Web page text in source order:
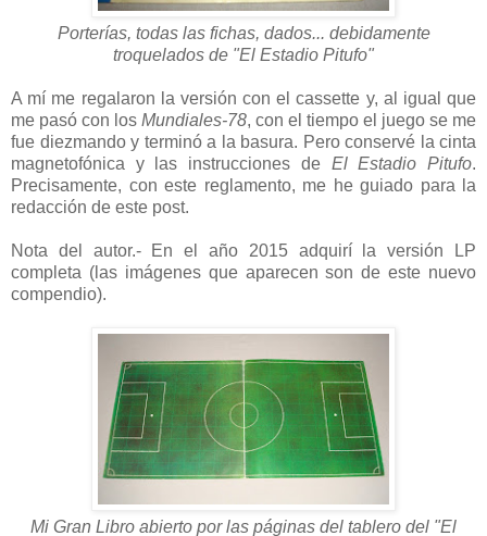
Porterías, todas las fichas, dados... debidamente
troquelados de "El Estadio Pitufo"
A mí me regalaron la versión con el cassette y, al igual que
me pasó con los Mundiales-78, con el tiempo el juego se me
fue diezmando y terminó a la basura. Pero conservé la cinta
magnetofónica y las instrucciones de El Estadio Pitufo.
Precisamente, con este reglamento, me he guiado para la
redacción de este post.
Nota del autor.- En el año 2015 adquirí la versión LP
completa (las imágenes que aparecen son de este nuevo
compendio).
Mi Gran Libro abierto por las páginas del tablero del "El